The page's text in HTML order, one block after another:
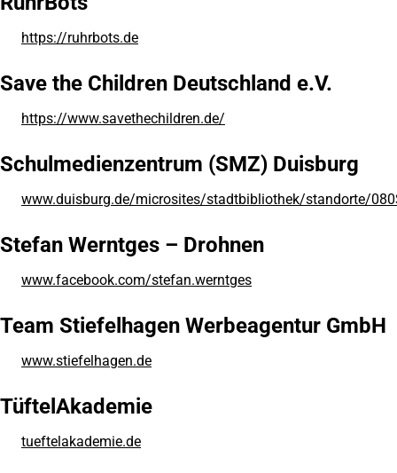
neuen
https://ruhrbots.de
(Öffnet
neuen
Save the Children Deutschland e.V.
https://www.savethechildren.de/
(Öffnet
einem
neuen
Schulmedienzentrum (SMZ) Duisburg
www.duisburg.de/microsites/stadtbibliothek/standorte/
(Öffnet
einem
neuen
Stefan Werntges – Drohnen
www.facebook.com/stefan.werntges
(Öffnet
neuen
Team Stiefelhagen Werbeagentur GmbH
www.stiefelhagen.de
(Öffnet
einem
neuen
TüftelAkademie
tueftelakademie.de
(Öffnet